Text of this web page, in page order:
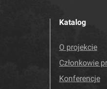
Katalog
O projekcie
Członkowie
Konferencje